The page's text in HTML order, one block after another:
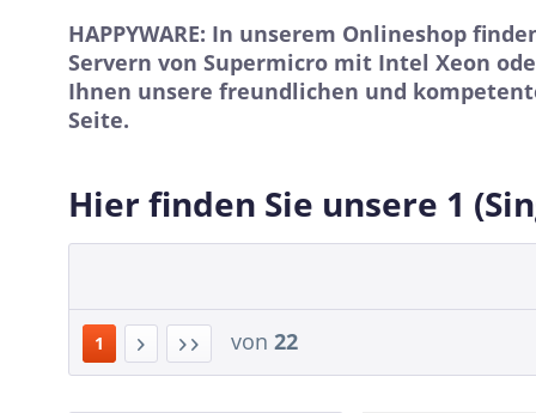
HAPPYWARE: In unserem Onlineshop
Servern von Supermicro mit Intel Xeon
Ihnen unsere freundlichen und
Seite.
Hier finden Sie unsere 1
1 von 22